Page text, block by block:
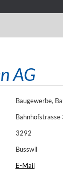
AG
Baugewerbe,
Bahnhofstrasse
3292
Busswil
E-Mail